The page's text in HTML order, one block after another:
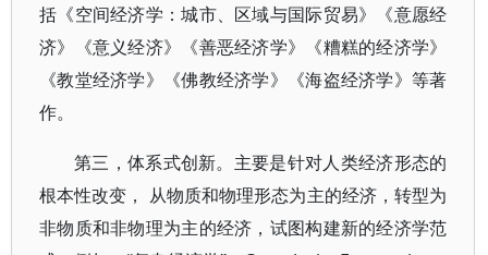
括《空间经济学：城市、区域与国际贸易》《意愿经
济》《意义经济》《善恶经济学》《糟糕的经济学》
《教堂经济学》《佛教经济学》《海盗经济学》等著
作。
第三，体系式创新。主要是针对人类经济形态的
根本性改变， 从物质和物理形态为主的经济，转型为
非物质和非物理为主的经济，试图构建新的经济学范